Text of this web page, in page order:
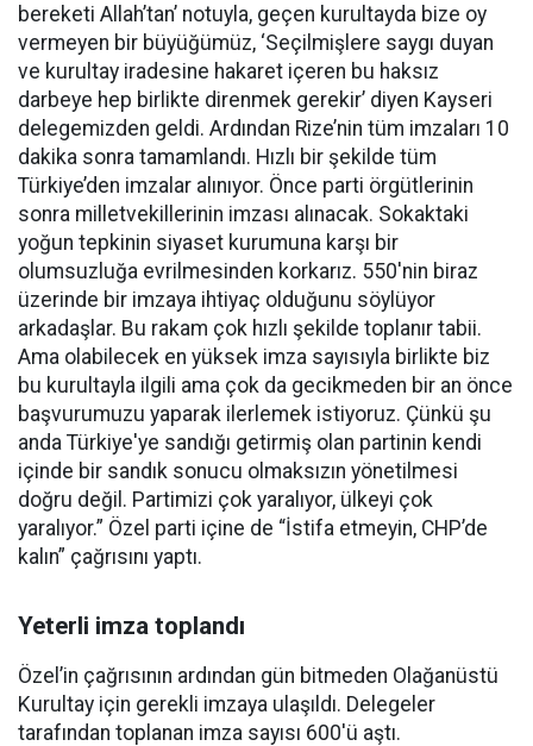
bereketi Allah’tan’ notuyla, geçen kurultayda bize oy
vermeyen bir büyüğümüz, ‘Seçilmişlere saygı duyan
ve kurultay iradesine hakaret içeren bu haksız
darbeye hep birlikte direnmek gerekir’ diyen Kayseri
delegemizden geldi. Ardından Rize’nin tüm imzaları 10
dakika sonra tamamlandı. Hızlı bir şekilde tüm
Türkiye’den imzalar alınıyor. Önce parti örgütlerinin
sonra milletvekillerinin imzası alınacak. Sokaktaki
yoğun tepkinin siyaset kurumuna karşı bir
olumsuzluğa evrilmesinden korkarız. 550'nin biraz
üzerinde bir imzaya ihtiyaç olduğunu söylüyor
arkadaşlar. Bu rakam çok hızlı şekilde toplanır tabii.
Ama olabilecek en yüksek imza sayısıyla birlikte biz
bu kurultayla ilgili ama çok da gecikmeden bir an önce
başvurumuzu yaparak ilerlemek istiyoruz. Çünkü şu
anda Türkiye'ye sandığı getirmiş olan partinin kendi
içinde bir sandık sonucu olmaksızın yönetilmesi
doğru değil. Partimizi çok yaralıyor, ülkeyi çok
yaralıyor.” Özel parti içine de “İstifa etmeyin, CHP’de
kalın” çağrısını yaptı.
Yeterli imza toplandı
Özel’in çağrısının ardından gün bitmeden Olağanüstü
Kurultay için gerekli imzaya ulaşıldı. Delegeler
tarafından toplanan imza sayısı 600'ü aştı.